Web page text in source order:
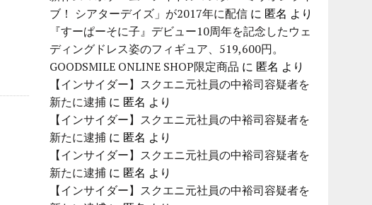
ブ！ シアターデイズ」が2017年に配信 に 匿名 より
『すーぱーそに子』デビュー10周年を記念したウェ
ディングドレス姿のフィギュア、519,600円。
GOODSMILE ONLINE SHOP限定商品 に 匿名 より
【インサイダー】スクエニ元社員の中裕司容疑者を
新たに逮捕 に 匿名 より
【インサイダー】スクエニ元社員の中裕司容疑者を
新たに逮捕 に 匿名 より
【インサイダー】スクエニ元社員の中裕司容疑者を
新たに逮捕 に 匿名 より
【インサイダー】スクエニ元社員の中裕司容疑者を